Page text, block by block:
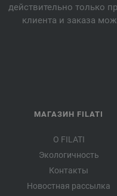
действительно только
клиента и заказа
МАГАЗИН FILATI
О FILATI
Экологичность
Контакты
Новостная рассылка